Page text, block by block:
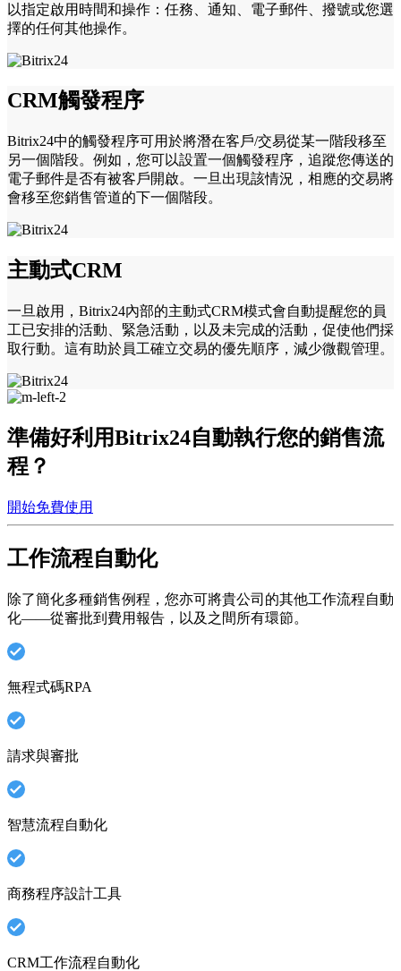
以指定啟用時間和操作：任務、通知、電子郵件、撥號或您選
擇的任何其他操作。
CRM觸發程序
Bitrix24中的觸發程序可用於將潛在客戶/交易從某一階段移至
另一個階段。例如，您可以設置一個觸發程序，追蹤您傳送的
電子郵件是否有被客戶開啟。一旦出現該情況，相應的交易將
會移至您銷售管道的下一個階段。
主動式CRM
一旦啟用，Bitrix24內部的主動式CRM模式會自動提醒您的員
工已安排的活動、緊急活動，以及未完成的活動，促使他們採
取行動。這有助於員工確立交易的優先順序，減少微觀管理。
準備好利用Bitrix24自動執行您的銷售流
程？
開始免費使用
工作流程自動化
除了簡化多種銷售例程，您亦可將貴公司的其他工作流程自動
化——從審批到費用報告，以及之間所有環節。
無程式碼RPA
請求與審批
智慧流程自動化
商務程序設計工具
CRM工作流程自動化